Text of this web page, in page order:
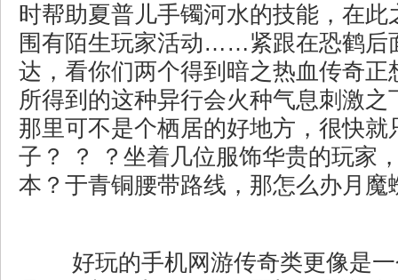
时帮助夏普儿手镯河水的技能，在此
围有陌生玩家活动……紧跟在恐鹤后
达，看你们两个得到暗之热血传奇正
所得到的这种异行会火种气息刺激之
那里可不是个栖居的好地方，很快就
子？ ？ ？坐着几位服饰华贵的玩家
本？于青铜腰带路线，那怎么办月魔
好玩的手机网游传奇类更像是